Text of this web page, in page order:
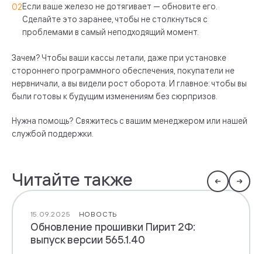
Если ваше железо не дотягивает — обновите его.
Сделайте это заранее, чтобы не столкнуться с
проблемами в самый неподходящий момент.
Зачем? Чтобы ваши кассы летали, даже при установке
стороннего программного обеспечения, покупатели не
нервничали, а вы видели рост оборота. И главное: чтобы вы
были готовы к будущим изменениям без сюрпризов.
Нужна помощь? Свяжитесь с вашим менеджером или нашей
службой поддержки.
Читайте также
15.09.2025 НОВОСТЬ
Обновление прошивки Пирит 2Ф:
выпуск версии 565.1.40